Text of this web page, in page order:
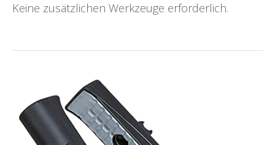
Keine zusätzlichen Werkzeuge erforderlich.